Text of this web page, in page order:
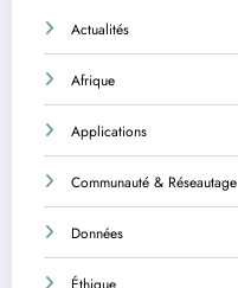
Actualités
Afrique
Applications
Communauté & Réseautage
Données